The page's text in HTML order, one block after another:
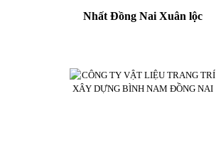
Nhất Đồng Nai Xuân lộc